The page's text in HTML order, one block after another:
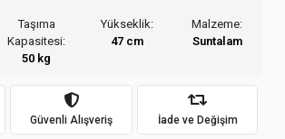
Taşıma
Kapasitesi:
50 kg
Yükseklik:
47 cm
Malzeme:
Suntalam
Güvenli Alışveriş İade ve Değişim